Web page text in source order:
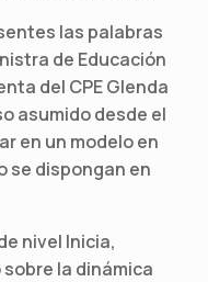
las palabras
de Educación
del CPE Glenda
asumido desde el
en un modelo en
se dispongan en
nivel Inicia,
la dinámica